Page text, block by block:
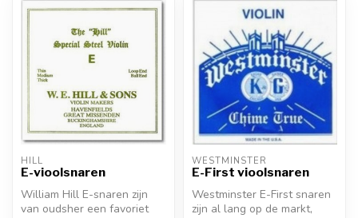
HILL
E-vioolsnaren
William Hill E-snaren zijn
van oudsher een favoriet
WESTMINSTER
E-First vioolsnaren
Westminster E-First snaren
zijn al lang op de markt,